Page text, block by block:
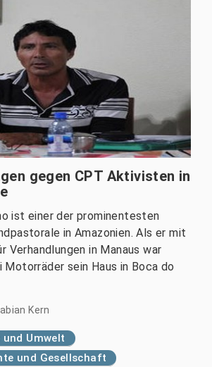
gegen CPT Aktivisten in
ist einer der prominentesten
in Amazonien. Als er mit
Verhandlungen in Manaus war
sein Haus in Boca do
Kern
Umwelt
und Gesellschaft